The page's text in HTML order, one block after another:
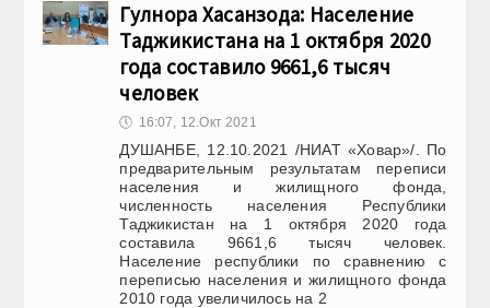
Гулнора Хасанзода: Население
Таджикистана на 1 октября 2020
года составило 9661,6 тысяч
человек
🕔 16:07, 12.Окт 2021
ДУШАНБЕ, 12.10.2021 /НИАТ «Ховар»/. По
предварительным результатам переписи
населения и жилищного фонда,
численность населения Республики
Таджикистан на 1 октября 2020 года
составила 9661,6 тысяч человек.
Население республики по сравнению с
переписью населения и жилищного фонда
2010 года увеличилось на 2